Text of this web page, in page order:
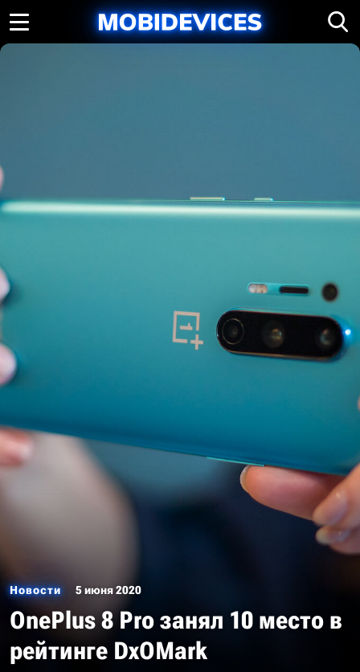
Новости 5 июня 2020
OnePlus 8 Pro занял 10 место в
рейтинге DxOMark